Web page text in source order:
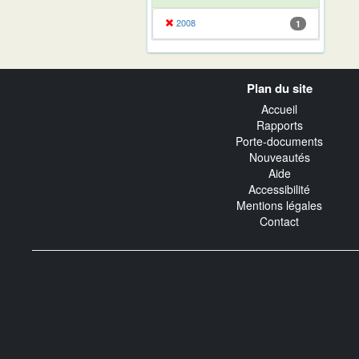
2008 1
Plan du site
Accueil
Rapports
Porte-documents
Nouveautés
Aide
Accessibilité
Mentions légales
Contact